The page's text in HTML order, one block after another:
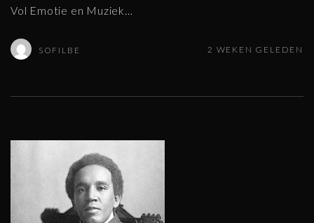
Vol Emotie en Muziek
SOFILBE 2 WEKEN GELEDEN